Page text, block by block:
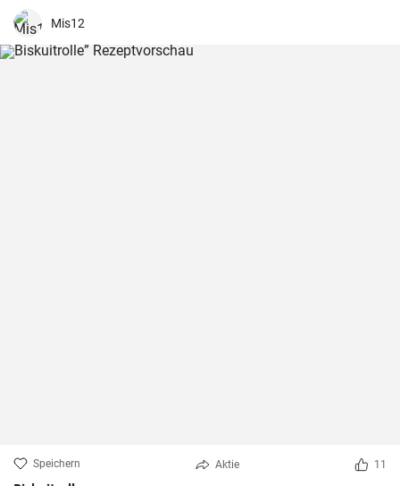
Mis12
Speichern Aktie 11